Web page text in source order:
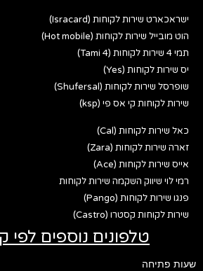
ישראכארט שירות לקוחות (Isracard)
הוט מובייל שירות לקוחות (Hot mobile)
תמי 4 שירות לקוחות (Tami 4)
יס שירות לקוחות (Yes)
שופרסל שירות לקוחות (Shufersal)
שירות לקוחות קי אס פי (ksp)
כאל שירות לקוחות (Cal)
זארה שירות לקוחות (Zara)
אייס שירות לקוחות (Ace)
רמי לוי שיווק השקמה שירות לקוחות
פנגו שירות לקוחות (Pango)
שירות לקוחות קסטרו (Castro)
טלפונים נוספים לפי
שעות פתיחה